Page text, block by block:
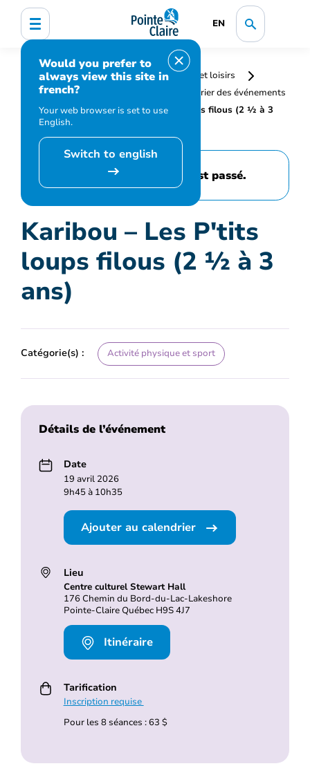
EN
Would you prefer to
always view this site in
french?
Your web browser is set to use
English.
Switch to english
Accueil
Bibliothèque, culture, sports et loisirs
Programmation et inscription
Calendrier des événements
et activités
Karibou – Les P'tits loups filous (2 ½ à 3
ans)
Cet événement est passé.
Karibou – Les P'tits
loups filous (2 ½ à 3
ans)
Catégorie(s) : Activité physique et sport
Détails de l’événement
Date
19 avril 2026
9h45 à 10h35
Ajouter au calendrier
Lieu
Centre culturel Stewart Hall
176 Chemin du Bord-du-Lac-Lakeshore
Pointe-Claire Québec H9S 4J7
Itinéraire
Tarification
Inscription requise
Pour les 8 séances : 63 $